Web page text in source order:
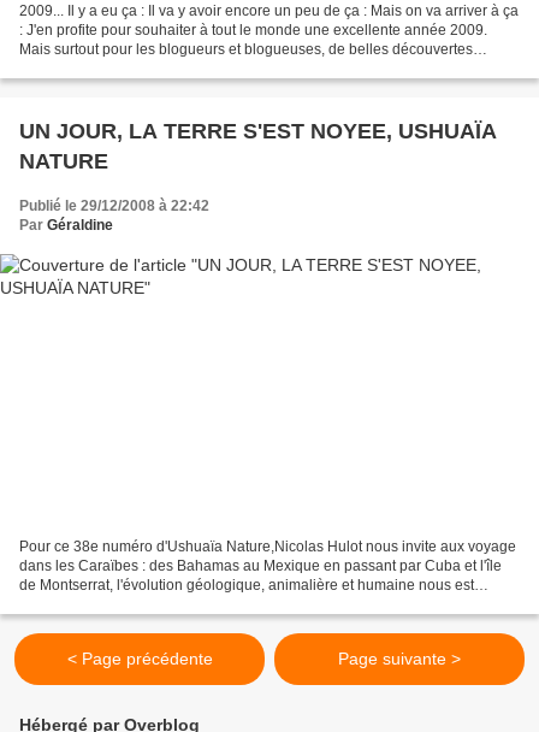
2009... Il y a eu ça : Il va y avoir encore un peu de ça : Mais on va arriver à ça
: J'en profite pour souhaiter à tout le monde une excellente année 2009.
Mais surtout pour les blogueurs et blogueuses, de belles découvertes
UN JOUR, LA TERRE S'EST NOYEE, USHUAÏA
NATURE
Publié le 29/12/2008 à 22:42
Par Géraldine
Pour ce 38e numéro d'Ushuaïa Nature,Nicolas Hulot nous invite aux voyage
dans les Caraïbes : des Bahamas au Mexique en passant par Cuba et l'île
de Montserrat, l'évolution géologique, animalière et humaine nous est
< Page précédente Page suivante >
Hébergé par Overblog